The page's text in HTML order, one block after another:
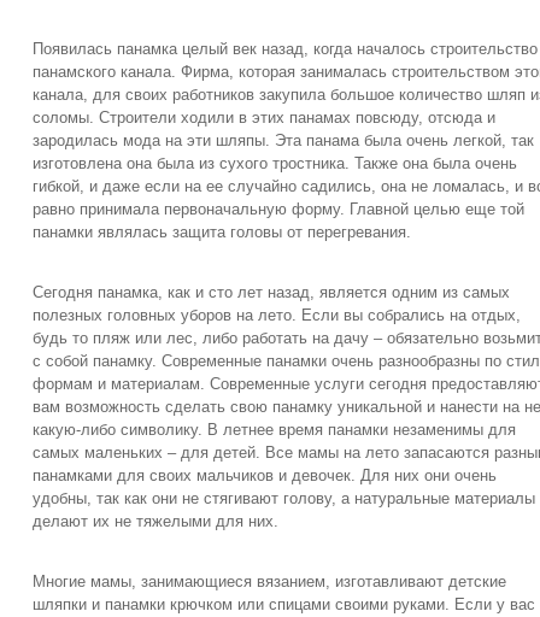
Появилась панамка целый век назад, когда началось строительство
панамского канала. Фирма, которая занималась строительством
канала, для своих работников закупила большое количество шляп
соломы. Строители ходили в этих панамах повсюду, отсюда и
зародилась мода на эти шляпы. Эта панама была очень легкой, так
изготовлена она была из сухого тростника. Также она была очень
гибкой, и даже если на ее случайно садились, она не ломалась, и
равно принимала первоначальную форму. Главной целью еще той
панамки являлась защита головы от перегревания.
Сегодня панамка, как и сто лет назад, является одним из самых
полезных головных уборов на лето. Если вы собрались на отдых,
будь то пляж или лес, либо работать на дачу – обязательно
с собой панамку. Современные панамки очень разнообразны по
формам и материалам. Современные услуги сегодня
вам возможность сделать свою панамку уникальной и нанести на
какую-либо символику. В летнее время панамки незаменимы для
самых маленьких – для детей. Все мамы на лето запасаются
панамками для своих мальчиков и девочек. Для них они очень
удобны, так как они не стягивают голову, а натуральные материалы
делают их не тяжелыми для них.
Многие мамы, занимающиеся вязанием, изготавливают детские
шляпки и панамки крючком или спицами своими руками. Если у вас